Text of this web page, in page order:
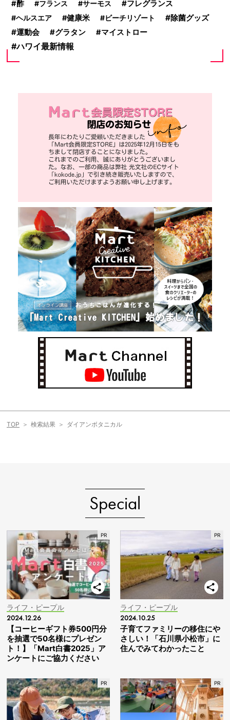
酢 フランス サーモス フレグランス
ヘルスエア 健康米 ビーチリゾート
除菌グッズ
運動会
グラタン マイストロー
ハワイ最新情報
TOP 検索結果 ダイアンボタニカル
Special
ライフ・ピープル
2024.12.26
【コーヒーギフト券500円分
を抽選で50名様にプレゼン
ト！】「Mart白書2025」ア
ンケートにご協力ください
ライフ・ピープル
2024.10.25
子育てファミリーの移住にや
さしい！「石川県小松市」に
住んでみてわかったこと